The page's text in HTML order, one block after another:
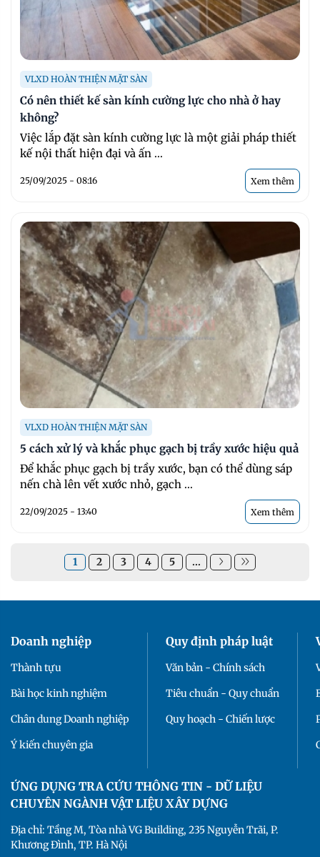
VLXD HOÀN THIỆN MẶT SÀN
Có nên thiết kế sàn kính cường lực cho nhà ở hay
không?
Việc lắp đặt sàn kính cường lực là một giải pháp thiết
kế nội thất hiện đại và ấn ...
25/09/2025 - 08:16 Xem thêm
VLXD HOÀN THIỆN MẶT SÀN
5 cách xử lý và khắc phục gạch bị trầy xước hiệu quả
Để khắc phục gạch bị trầy xước, bạn có thể dùng sáp
nến chà lên vết xước nhỏ, gạch ...
22/09/2025 - 13:40 Xem thêm
1 2 3 4 5 ...
Doanh nghiệp
Thành tựu
Bài học kinh nghiệm
Chân dung Doanh nghiệp
Ý kiến chuyên gia
Quy định pháp luật
Văn bản - Chính sách
Tiêu chuẩn - Quy chuẩn
Quy hoạch - Chiến lược
ỨNG DỤNG TRA CỨU THÔNG TIN - DỮ LIỆU
CHUYÊN NGÀNH VẬT LIỆU XÂY DỰNG
Địa chỉ: Tầng M, Tòa nhà VG Building, 235 Nguyễn Trãi, P.
Khương Đình, TP. Hà Nội